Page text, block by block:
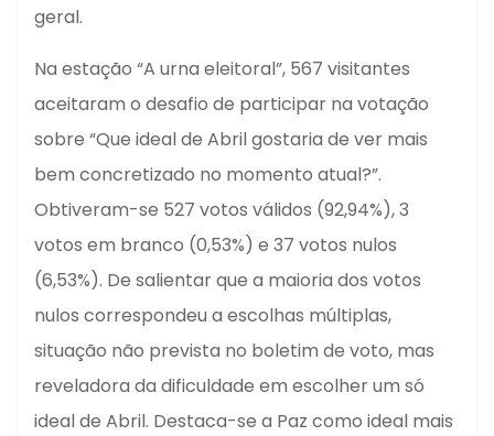
geral.
Na estação “A urna eleitoral”, 567 visitantes
aceitaram o desafio de participar na votação
sobre “Que ideal de Abril gostaria de ver mais
bem concretizado no momento atual?”.
Obtiveram-se 527 votos válidos (92,94%), 3
votos em branco (0,53%) e 37 votos nulos
(6,53%). De salientar que a maioria dos votos
nulos correspondeu a escolhas múltiplas,
situação não prevista no boletim de voto, mas
reveladora da dificuldade em escolher um só
ideal de Abril. Destaca-se a Paz como ideal mais